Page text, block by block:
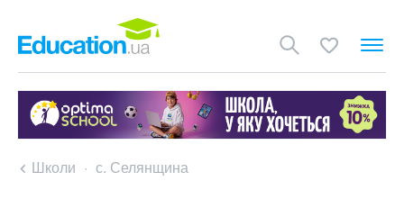
Школи с. Селянщина